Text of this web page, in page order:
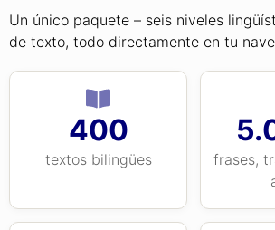
Un único paquete – seis niveles
de texto, todo directamente en tu
400
textos bilingües
frases,